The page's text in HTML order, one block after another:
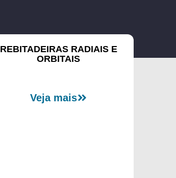
REBITADEIRAS RADIAIS E
ORBITAIS
Veja mais